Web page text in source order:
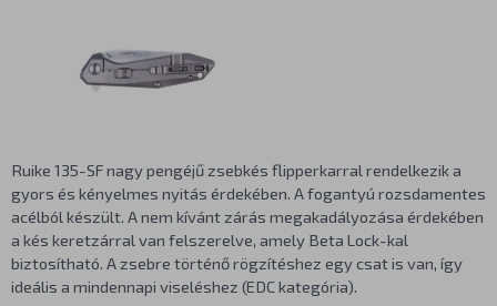
Ruike 135-SF nagy pengéjű zsebkés flipperkarral rendelkezik a
gyors és kényelmes nyitás érdekében. A fogantyú rozsdamentes
acélból készült. A nem kívánt zárás megakadályozása érdekében
a kés keretzárral van felszerelve, amely Beta Lock-kal
biztosítható. A zsebre történő rögzítéshez egy csat is van, így
ideális a mindennapi viseléshez (EDC kategória).